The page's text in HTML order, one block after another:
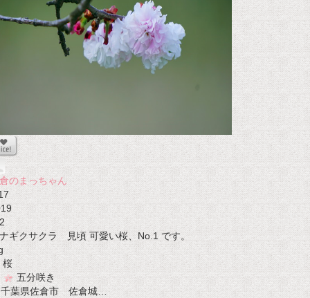
のまっちゃん
2
ギクサクラ 見頃 可愛い桜、No.1 です。
桜
五分咲き
葉県佐倉市 佐倉城…